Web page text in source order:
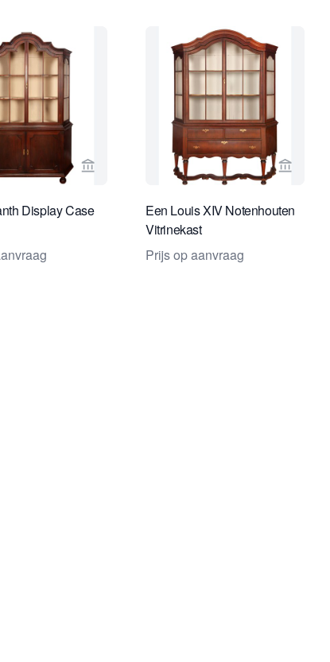
van Kollenburg Antiquairs BV
Bekijk verkoperspagina van Van Nie
Display Case
Bekijk
Een Louis XIV Notenhouten
Vitrinekast
Prijs op aanvraag
van Van Nie Antiquairs